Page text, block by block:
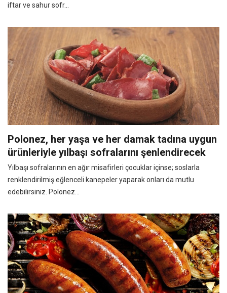
iftar ve sahur sofr...
Polonez, her yaşa ve her damak tadına uygun
ürünleriyle yılbaşı sofralarını şenlendirecek
Yılbaşı sofralarının en ağır misafirleri çocuklar içinse; soslarla
renklendirilmiş eğlenceli kanepeler yaparak onları da mutlu
edebilirsiniz. Polonez...